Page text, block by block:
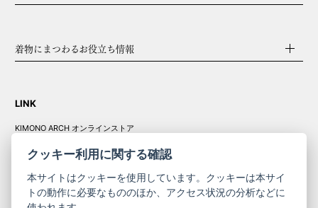
着物にまつわるお役立ち情報
LINK
KIMONO ARCH オンラインストア
クッキー利用に関する確認
本サイトはクッキーを使用しています。クッキーは本サイ
トの動作に必要なもののほか、アクセス状況の分析などに